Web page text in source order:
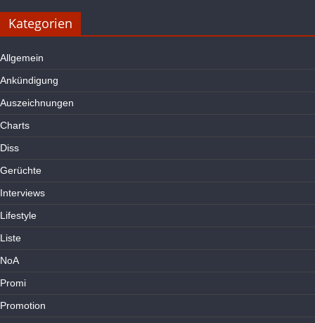
Kategorien
Allgemein
Ankündigung
Auszeichnungen
Charts
Diss
Gerüchte
Interviews
Lifestyle
Liste
NoA
Promi
Promotion